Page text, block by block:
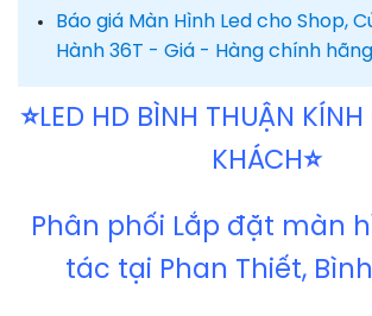
Báo giá Màn Hình Led cho Shop,
Hành 36T - Giá - Hàng chính hãng]
⭐LED HD BÌNH THUẬN
KHÁCH⭐
Phân phối Lắp đặt màn
tác tại Phan Thiết,